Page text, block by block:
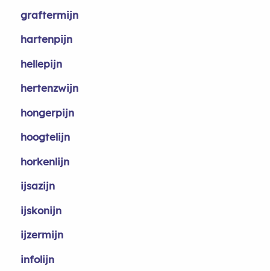
graftermijn
hartenpijn
hellepijn
hertenzwijn
hongerpijn
hoogtelijn
horkenlijn
ijsazijn
ijskonijn
ijzermijn
infolijn